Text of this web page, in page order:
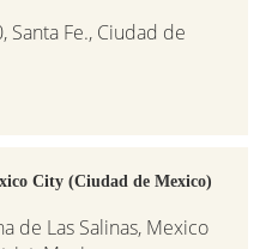
Santa Fe., Ciudad de
City (Ciudad de Mexico)
de Las Salinas, Mexico